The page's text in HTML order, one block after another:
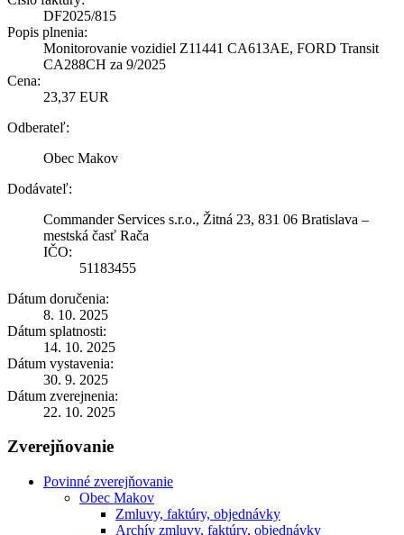
DF2025/815
Popis plnenia:
Monitorovanie vozidiel Z11441 CA613AE, FORD Transit
CA288CH za 9/2025
Cena:
23,37 EUR
Odberateľ:
Obec Makov
Dodávateľ:
Commander Services s.r.o., Žitná 23, 831 06 Bratislava –
mestská časť Rača
IČO:
51183455
Dátum doručenia:
8. 10. 2025
Dátum splatnosti:
14. 10. 2025
Dátum vystavenia:
30. 9. 2025
Dátum zverejnenia:
22. 10. 2025
Zverejňovanie
Povinné zverejňovanie
Obec Makov
Zmluvy, faktúry, objednávky
Archív zmluvy, faktúry, objednávky